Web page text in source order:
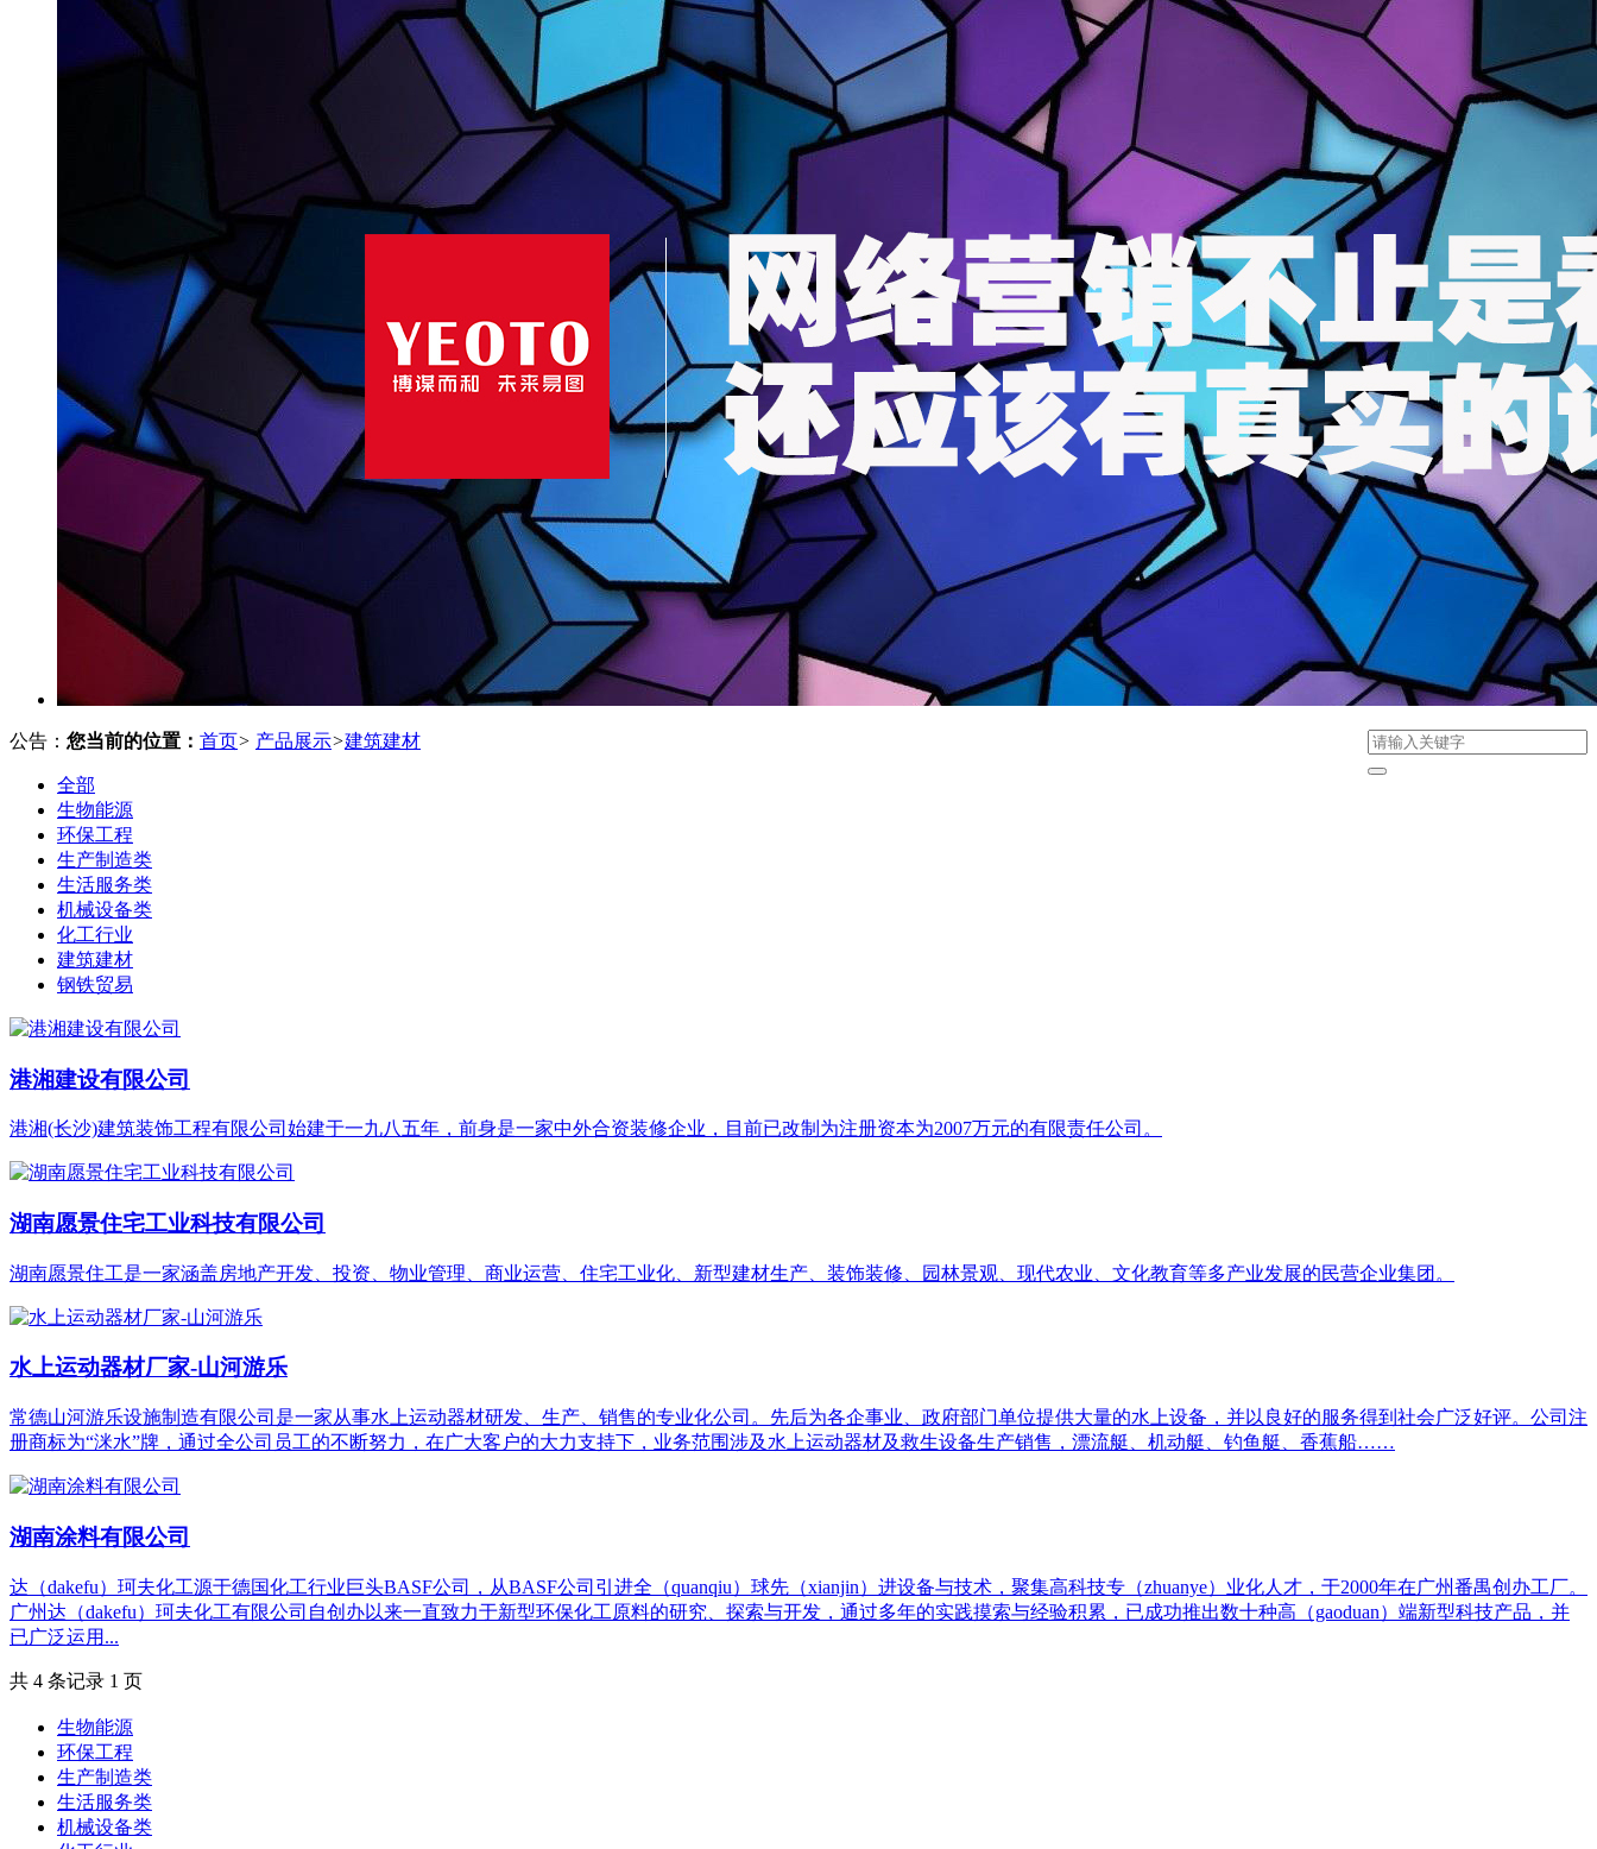
公告： 您当前的位置： 首页> 产品展示>建筑建材
全部
生物能源
环保工程
生产制造类
生活服务类
机械设备类
化工行业
建筑建材
钢铁贸易
港湘建设有限公司
港湘(长沙)建筑装饰工程有限公司始建于一九八五年，前身是一家中外合资装修企业，目前已改制为注册资本为2007万元的有限责任公司。
湖南愿景住宅工业科技有限公司
湖南愿景住工是一家涵盖房地产开发、投资、物业管理、商业运营、住宅工业化、新型建材生产、装饰装修、园林景观、现代农业、文化教育等多产业发展的民营企业集团。
水上运动器材厂家-山河游乐
常德山河游乐设施制造有限公司是一家从事水上运动器材研发、生产、销售的专业化公司。先后为各企事业、政府部门单位提供大量的水上设备，并以良好的服务得到社会广泛好评。公司注
册商标为“洣水”牌，通过全公司员工的不断努力，在广大客户的大力支持下，业务范围涉及水上运动器材及救生设备生产销售，漂流艇、机动艇、钓鱼艇、香蕉船……
湖南涂料有限公司
达（dakefu）珂夫化工源于德国化工行业巨头BASF公司，从BASF公司引进全（quanqiu）球先（xianjin）进设备与技术，聚集高科技专（zhuanye）业化人才，于2000年在广州番禺创办工厂。
广州达（dakefu）珂夫化工有限公司自创办以来一直致力于新型环保化工原料的研究、探索与开发，通过多年的实践摸索与经验积累，已成功推出数十种高（gaoduan）端新型科技产品，并
已广泛运用...
共 4 条记录 1 页
生物能源
环保工程
生产制造类
生活服务类
机械设备类